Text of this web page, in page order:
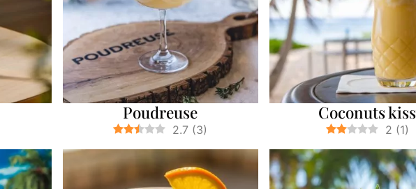
Poudreuse
2.7 (3)
Coconuts kiss
2 (1)